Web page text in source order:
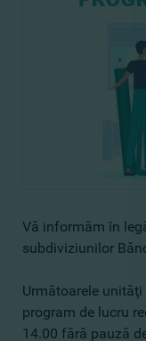
Vă informăm în
subdiviziunilor
Următoarele
program de lucru
14.00 fără pauză